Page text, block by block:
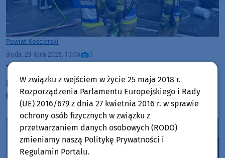
Powiat Kościerski
środa, 29 lipca 2026, 13:05 3
To była trudna akcja - strażacy podsumowują
pożar hali z laminatami w Skorzewie
(AKTUALIZACJA)
W związku z wejściem w życie 25 maja 2018 r.
Rozporządzenia Parlamentu Europejskiego i Rady
(UE) 2016/679 z dnia 27 kwietnia 2016 r. w sprawie
ochrony osób fizycznych w związku z
przetwarzaniem danych osobowych (RODO)
zmieniamy naszą Politykę Prywatności i
Regulamin Portalu.